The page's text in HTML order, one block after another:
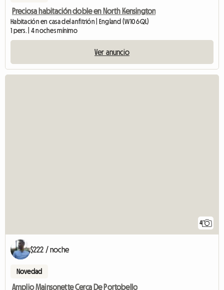
Preciosa habitación doble en North Kensington
Habitación en casa del anfitrión | England (W10 6QL)
1 pers. | 4 noches mínimo
Ver anuncio
4
$222 / noche
Novedad
Amplio Mainsonette Cerca De Portobello